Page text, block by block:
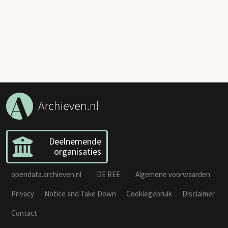
Deelnemende
organisaties
opendata.archieven.nl DE REE
Algemene voorwaarden
Privacy
Notice and Take Down Cookiegebruik
Disclaimer
Contact